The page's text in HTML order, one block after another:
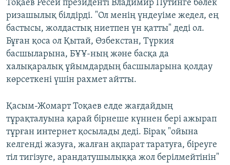
Тоқаев Ресей президенті Владимир Путинге бөлек
ризашылық білдірді. "Ол менің үндеуіме жедел, ең
бастысы, жолдастық ниетпен үн қатты" деді ол.
Бұған қоса ол Қытай, Өзбекстан, Түркия
басшыларына, БҰҰ-ның және басқа да
халықаралық ұйымдардың басшыларына қолдау
көрсеткені үшін рахмет айтты.
Қасым-Жомарт Тоқаев елде жағдайдың
тұрақталуына қарай бірнеше күннен бері ажырап
тұрған интернет қосылады деді. Бірақ "ойына
келгенді жазуға, жалған ақпарат таратуға, біреуге
тіл тигізуге, арандатушылыққа жол берілмейтінін"